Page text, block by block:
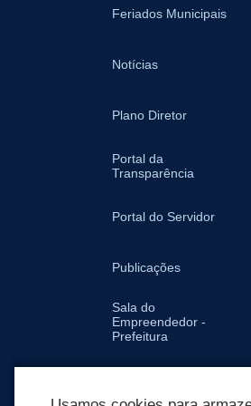
Feriados Municipais
Notícias
Plano Diretor
Portal da
Transparência
Portal do Servidor
Publicações
Sala do
Empreendedor -
Prefeitura